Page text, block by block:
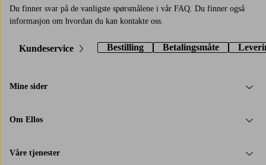
Du finner svar på de vanligste spørsmålene i vår FAQ. Du finner også
informasjon om hvordan du kan kontakte oss.
Kundeservice Bestilling Betalingsmåte
Mine sider
Om Ellos
Våre tjenester